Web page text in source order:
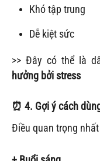
Khó tập trung
Dễ kiệt sức
>> Đây có thể là
hưởng bởi stress
⏰ 4. Gợi ý cách
Điều quan trọng